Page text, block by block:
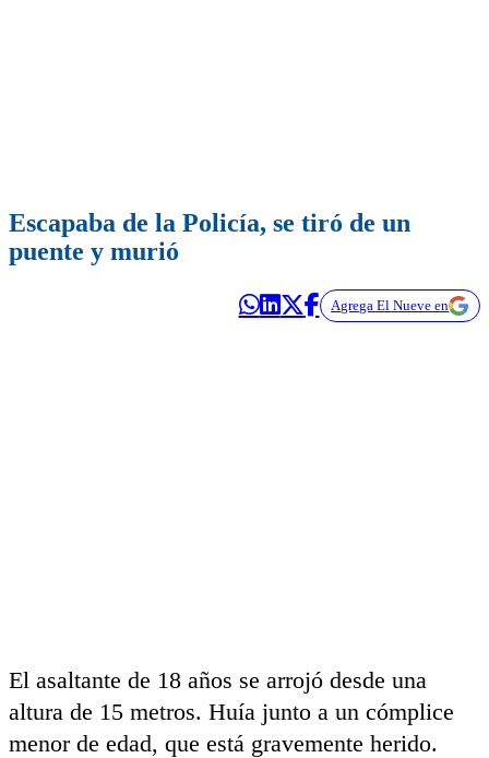
Escapaba de la Policía, se tiró de un
puente y murió
Agrega El Nueve en
El asaltante de 18 años se arrojó desde una
altura de 15 metros. Huía junto a un cómplice
menor de edad, que está gravemente herido.